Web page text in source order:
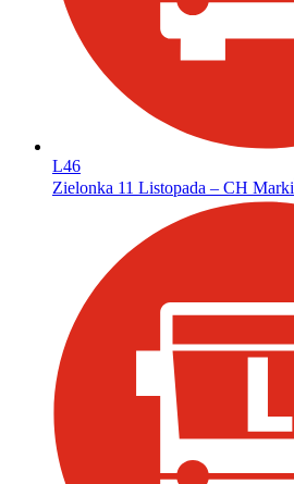
L46
Zielonka 11 Listopada – CH Marki